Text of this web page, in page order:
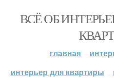
ВСЁ ОБ
главная
интерьер для квартиры